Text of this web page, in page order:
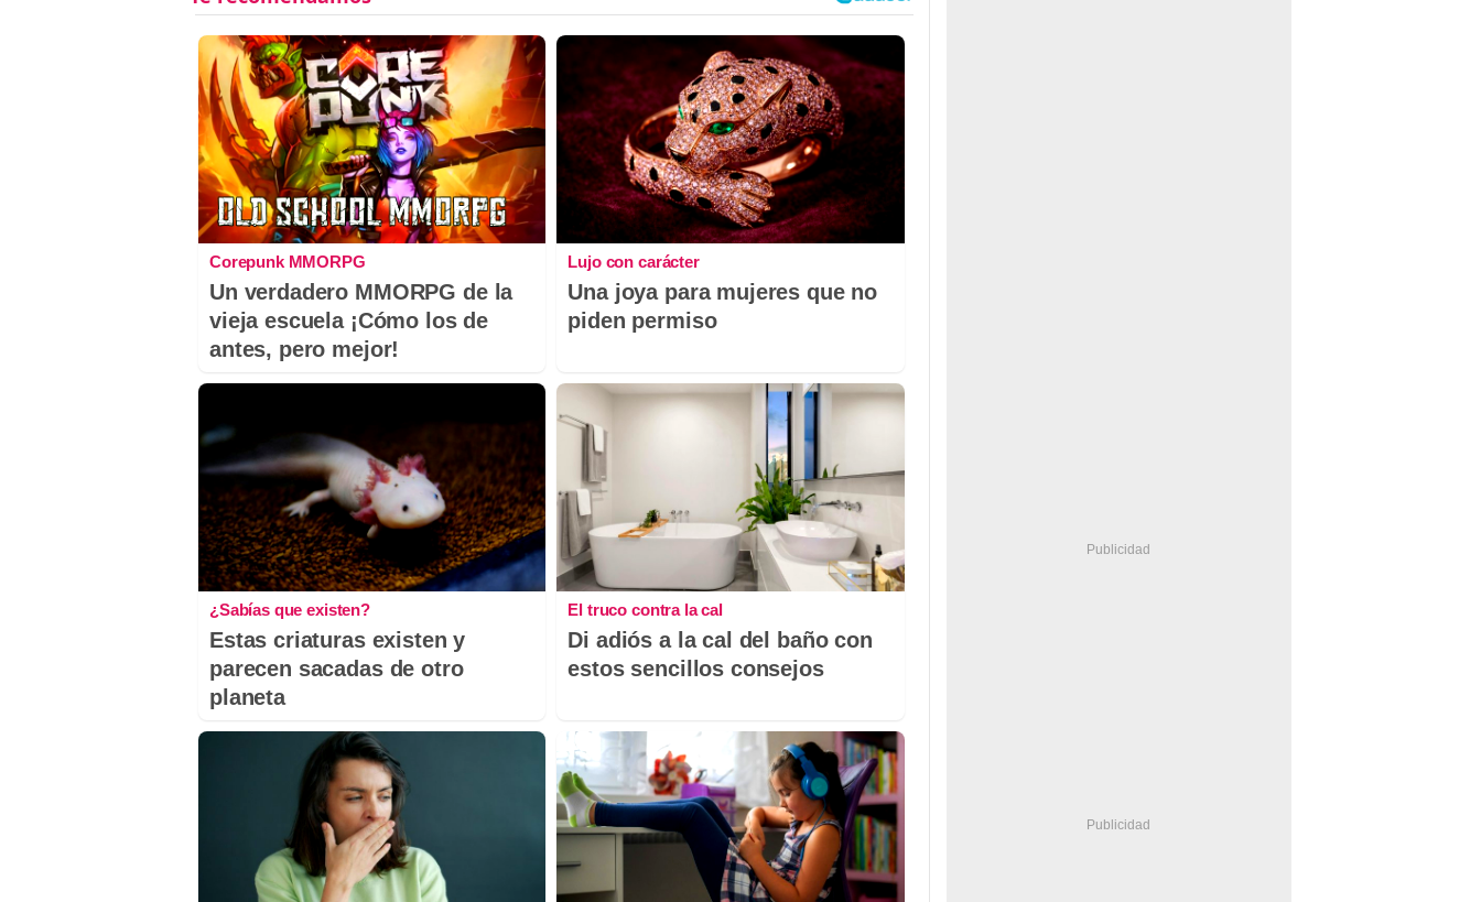
Corepunk MMORPG
Un verdadero MMORPG de la
vieja escuela ¡Cómo los de
antes, pero mejor!
Lujo con carácter
Una joya para mujeres que no
piden permiso
¿Sabías que existen?
Estas criaturas existen y
parecen sacadas de otro
planeta
El truco contra la cal
Di adiós a la cal del baño con
estos sencillos consejos